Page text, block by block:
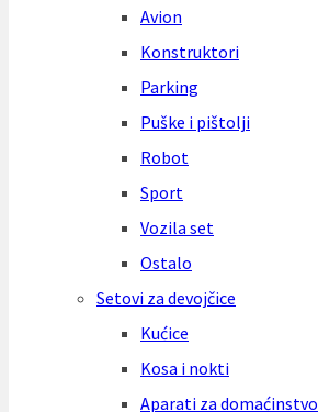
Avion
Konstruktori
Parking
Puške i pištolji
Robot
Sport
Vozila set
Ostalo
Setovi za devojčice
Kućice
Kosa i nokti
Aparati za domaćinstvo